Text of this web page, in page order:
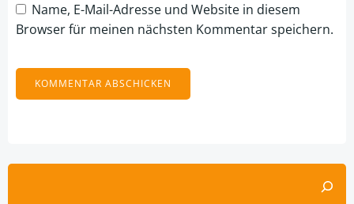
Name, E-Mail-Adresse und Website in diesem
Browser für meinen nächsten Kommentar speichern.